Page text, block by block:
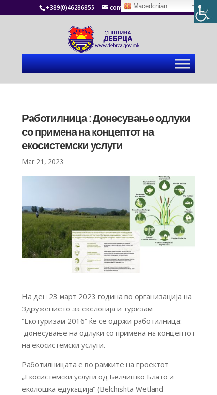
+389(0)46286855 contact@debrca.gov.mk
Работилница : Донесување одлуки
со примена на концептот на
екосистемски услуги
Mar 21, 2023
На ден 23 март 2023 година во организација на
Здружението за екологија и туризам
“Екотуризам 2016” ќе се одржи работилница:
донесување на одлуки со примена на концептот
на екосистемски услуги.
Работилницата е во рамките на проектот
„Екосистемски услуги од Белчишко Блато и
еколошка едукација“ (Belchishta Wetland
Macedonian